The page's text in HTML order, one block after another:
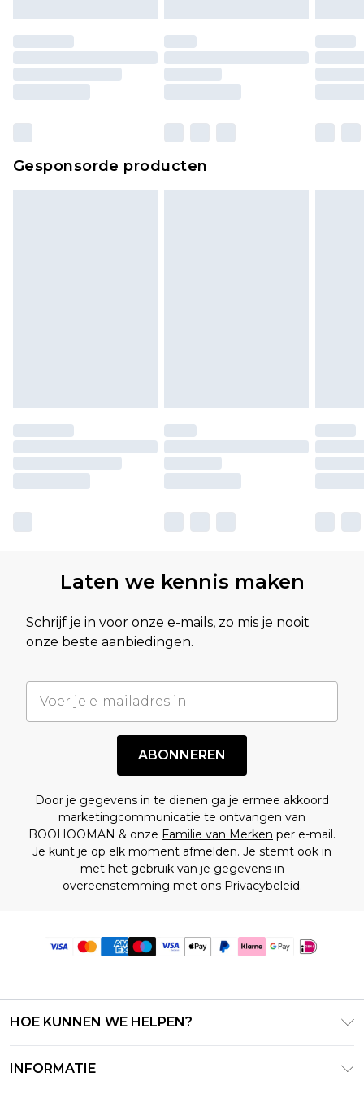
Huishoudelijke artikelen, zoals beddengoed,
matrassen, toppers en kussens, moeten
ongebruikt zijn en in de originele, ongeopende
wettelijke rechten.
bekijken.
Gesponsorde producten
Laten we kennis maken
Schrijf je in voor onze e-mails, zo mis je nooit
onze beste aanbiedingen.
ABONNEREN
Door je gegevens in te dienen ga je ermee akkoord
marketingcommunicatie te ontvangen van
BOOHOOMAN & onze Familie van Merken per e-mail.
Je kunt je op elk moment afmelden. Je stemt ook in
met het gebruik van je gegevens in
overeenstemming met ons Privacybeleid.
HOE KUNNEN WE HELPEN?
INFORMATIE